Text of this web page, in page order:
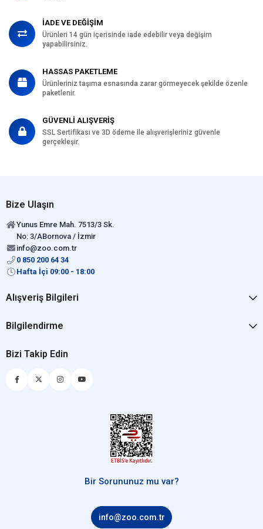
İADE VE DEĞİŞİM
Ürünleri 14 gün içerisinde iade edebilir veya değişim
yapabilirsiniz.
HASSAS PAKETLEME
Ürünleriniz taşıma esnasında zarar görmeyecek şekilde özenle
paketlenir.
GÜVENLİ ALIŞVERİŞ
SSL Sertifikası ve 3D ödeme ile alışverişleriniz güvenle
gerçekleşir.
Bize Ulaşın
Yunus Emre Mah. 7513/3 Sk.
No: 3/ABornova / İzmir
info@zoo.com.tr
0 850 200 64 34
Hafta İçi 09:00 - 18:00
Alışveriş Bilgileri
Bilgilendirme
Bizi Takip Edin
Bir Sorununuz mu var?
info@zoo.com.tr